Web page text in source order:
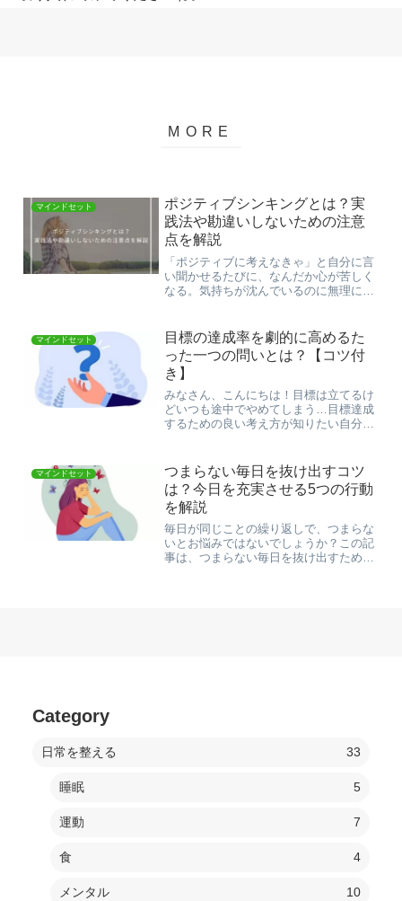
マインドセット
ポジティブシンキングとは？実
践法や勘違いしないための注意
点を解説
「ポジティブに考えなきゃ」と自分に言
い聞かせるたびに、なんだか心が苦しく
なる。気持ちが沈んでいるのに無理に明
すると、ますます心のバランスを崩して
しまうことがあります。「...
マインドセット
目標の達成率を劇的に高めるた
った一つの問いとは？【コツ付
き】
みなさん、こんにちは！目標は立てるけ
どいつも途中でやめてしまう…目標達成
するための良い考え方が知りたい自分の
達成率を劇的に高める一つの問いを紹介
する記事を書きました。目...
マインドセット
つまらない毎日を抜け出すコツ
は？今日を充実させる5つの行動
を解説
毎日が同じことの繰り返しで、つまらな
いとお悩みではないでしょうか？この記
事は、つまらない毎日を抜け出すため、
Category
日常を整える 33
睡眠 5
運動 7
食 4
メンタル 10